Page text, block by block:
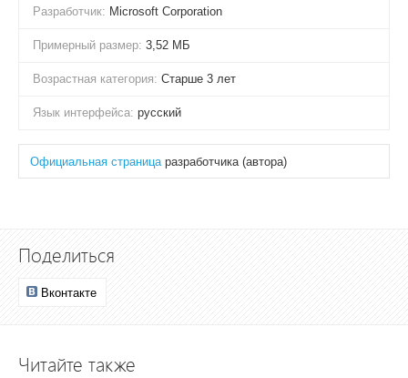
Разработчик: Microsoft Corporation
Примерный размер: 3,52 МБ
Возрастная категория: Старше 3 лет
Язык интерфейса: русский
Официальная страница разработчика (автора)
Поделиться
Вконтакте
Читайте также